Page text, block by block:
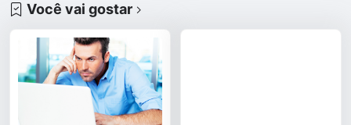
Você vai gostar